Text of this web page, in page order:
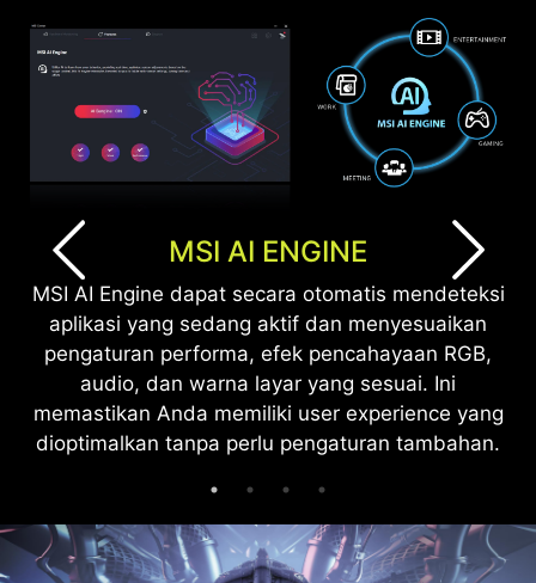
MSI AI ENGINE
MSI AI Engine dapat secara otomatis mendeteksi
aplikasi yang sedang aktif dan menyesuaikan
pengaturan performa, efek pencahayaan RGB,
audio, dan warna layar yang sesuai. Ini
memastikan Anda memiliki user experience yang
dioptimalkan tanpa perlu pengaturan tambahan.